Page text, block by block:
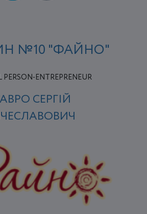
№10 "ФАЙНО"
PERSON-ENTREPRENEUR
СЕРГІЙ